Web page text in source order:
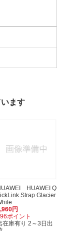
ます
HUAWEI Q
Strap Glacier
円
ポイント
在庫有り 2～3日出